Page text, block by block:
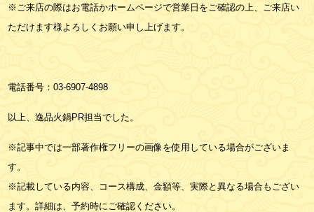
※ご来店の際はお電話かホームページで営業日をご確認の上、ご来店い
ただけます様よろしくお願い申し上げます。
電話番号：03-6907-4898
以上、逸品火鍋PR担当でした。
※記事中では一部著作権フリーの画像を使用している場合がございま
す。
※記載している内容、コース構成、金額等、実際と異なる場合もござい
ます。詳細は、予約時にご確認ください。